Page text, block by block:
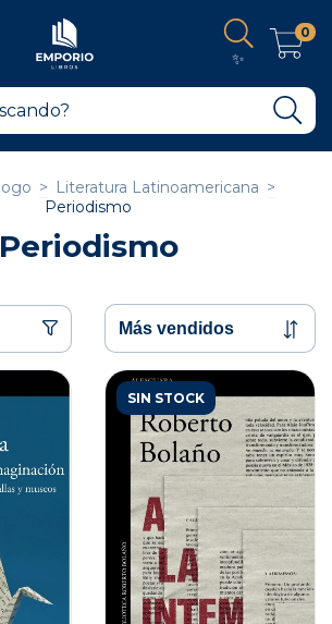
✨
0
> Literatura Latinoamericana >
Periodismo
Periodismo
SIN STOCK